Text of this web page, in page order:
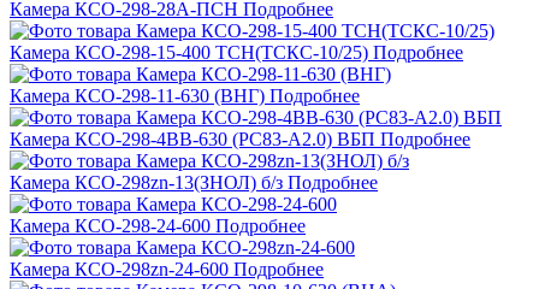
Камера КСО-298-28А-ПСН Подробнее
Камера КСО-298-15-400 ТСН(ТСКС-10/25) Подробнее
Камера КСО-298-11-630 (ВНГ) Подробнее
Камера КСО-298-4ВВ-630 (РС83-А2.0) ВБП Подробнее
Камера КСО-298zn-13(ЗНОЛ) б/з Подробнее
Камера КСО-298-24-600 Подробнее
Камера КСО-298zn-24-600 Подробнее